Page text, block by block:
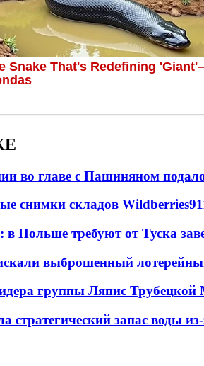
во главе с Пашиняном
снимки складов Wildberries
в Польше требуют от Туска
выброшенный
группы Ляпис
стратегический запас воды